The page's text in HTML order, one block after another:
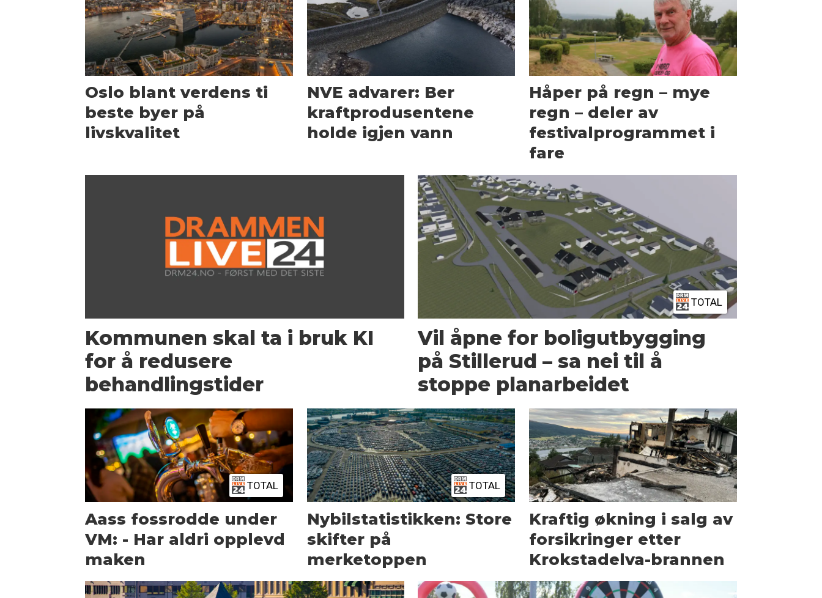
Oslo blant verdens ti
beste byer på
livskvalitet
NVE advarer: Ber
kraftprodusentene
holde igjen vann
Håper på regn – mye
regn – deler av
festivalprogrammet i
fare
Kommunen skal ta i bruk KI
for å redusere
behandlingstider
TOTAL
Vil åpne for boligutbygging
på Stillerud – sa nei til å
stoppe planarbeidet
TOTAL
Aass fossrodde under
VM: - Har aldri opplevd
maken
TOTAL
Nybilstatistikken: Store
skifter på
merketoppen
Kraftig økning i salg av
forsikringer etter
Krokstadelva-brannen